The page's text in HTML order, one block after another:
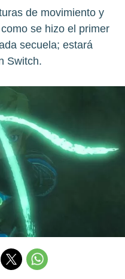
de movimiento y
se hizo el primer
secuela; estará
Switch.